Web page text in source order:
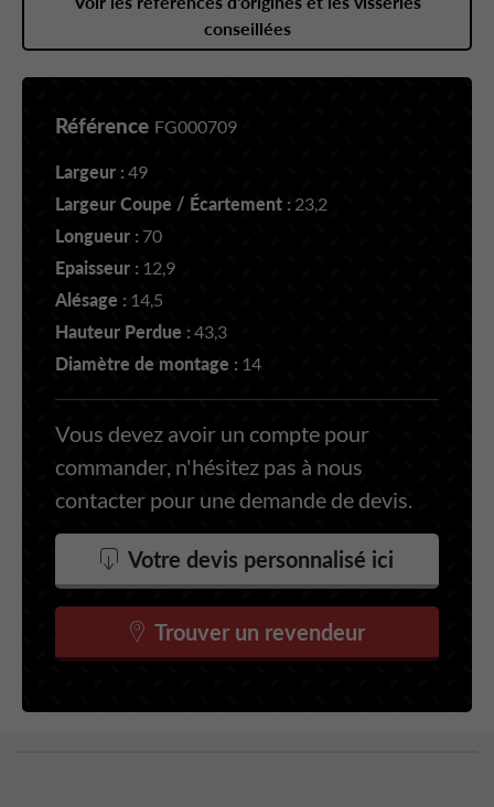
conseillées
Référence FG000709
Largeur : 49
Largeur Coupe / Écartement : 23,2
Longueur : 70
Epaisseur : 12,9
Alésage : 14,5
Hauteur Perdue : 43,3
Diamètre de montage : 14
Vous devez avoir un compte pour
commander, n'hésitez pas à nous
contacter pour une demande de devis.
Votre devis personnalisé ici
Trouver un revendeur